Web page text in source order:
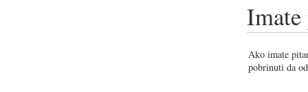
Imate
Ako imate
pobrinuti da